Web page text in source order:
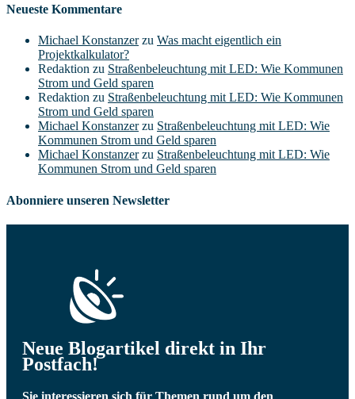
Neueste Kommentare
Michael Konstanzerzu Was macht eigentlich ein
Projektkalkulator?
Redaktion zu Straßenbeleuchtung mit LED: Wie Kommunen
Strom und Geld sparen
Redaktion zu Straßenbeleuchtung mit LED: Wie Kommunen
Strom und Geld sparen
Michael Konstanzerzu Straßenbeleuchtung mit LED: Wie
Kommunen Strom und Geld sparen
Michael Konstanzerzu Straßenbeleuchtung mit LED: Wie
Kommunen Strom und Geld sparen
Abonniere unseren Newsletter
Neue Blogartikel direkt in Ihr
Postfach!